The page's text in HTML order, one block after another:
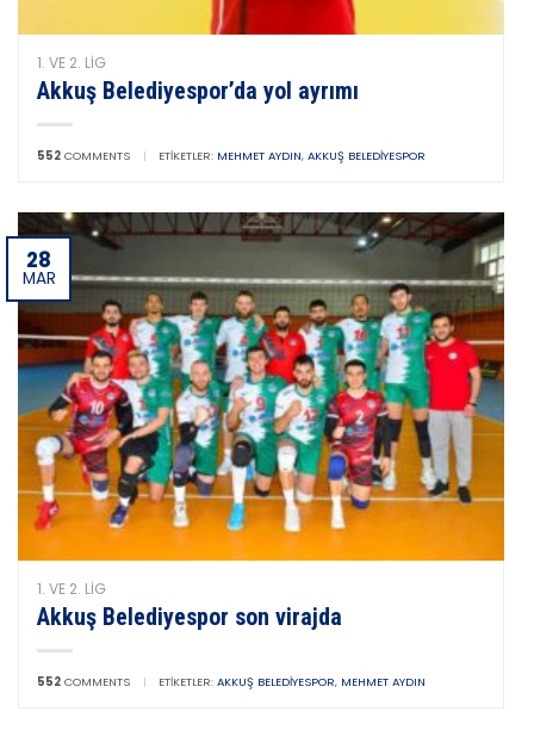
1. VE 2. LIG
Akkuş Belediyespor’da yol ayrımı
552 COMMENTS | ETIKETLER: MEHMET AYDIN, AKKUŞ BELEDIYESPOR
28
MAR
1. VE 2. LIG
Akkuş Belediyespor son virajda
552 COMMENTS | ETIKETLER: AKKUŞ BELEDIYESPOR, MEHMET AYDIN